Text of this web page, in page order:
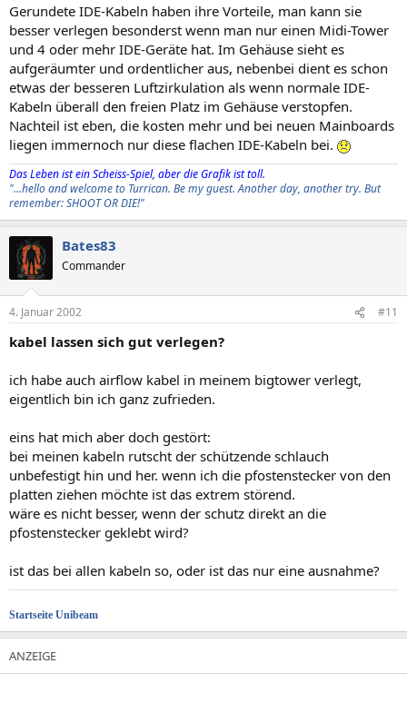
Gerundete IDE-Kabeln haben ihre Vorteile, man kann sie
besser verlegen besonderst wenn man nur einen Midi-Tower
und 4 oder mehr IDE-Geräte hat. Im Gehäuse sieht es
aufgeräumter und ordentlicher aus, nebenbei dient es schon
etwas der besseren Luftzirkulation als wenn normale IDE-
Kabeln überall den freien Platz im Gehäuse verstopfen.
Nachteil ist eben, die kosten mehr und bei neuen Mainboards
liegen immernoch nur diese flachen IDE-Kabeln bei.
Das Leben ist ein Scheiss-Spiel, aber die Grafik ist toll.
"...hello and welcome to Turrican. Be my guest. Another day, another try. But
remember: SHOOT OR DIE!"
Bates83
Commander
4. Januar 2002 #11
kabel lassen sich gut verlegen?
ich habe auch airflow kabel in meinem bigtower verlegt,
eigentlich bin ich ganz zufrieden.
eins hat mich aber doch gestört:
bei meinen kabeln rutscht der schützende schlauch
unbefestigt hin und her. wenn ich die pfostenstecker von den
platten ziehen möchte ist das extrem störend.
wäre es nicht besser, wenn der schutz direkt an die
pfostenstecker geklebt wird?
ist das bei allen kabeln so, oder ist das nur eine ausnahme?
Startseite Unibeam